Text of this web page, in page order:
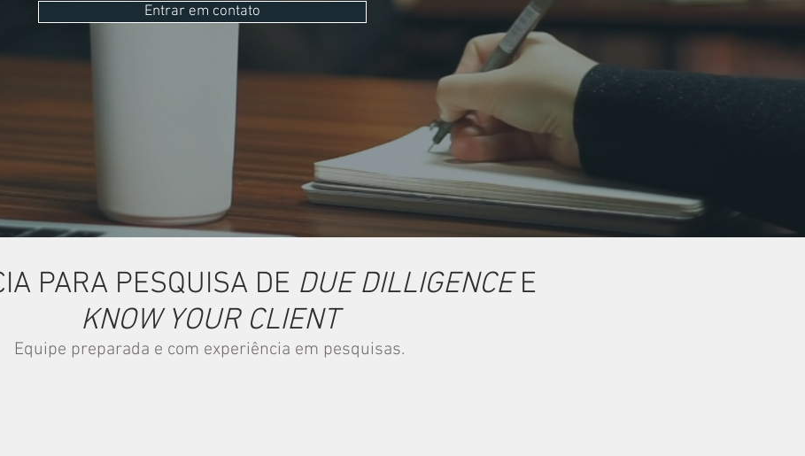
Entrar em contato
PARA PESQUISA DE DUE DILLIGENCEE
KNOW YOUR CLIENT
Equipe preparada e com experiência em pesquisas.